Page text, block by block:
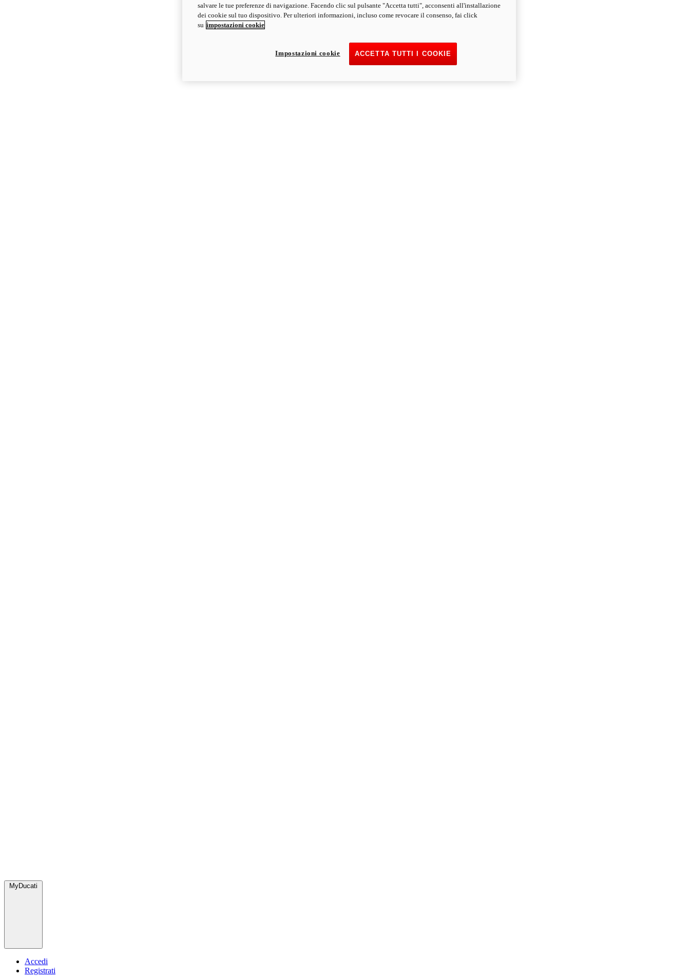
MyDucati
Accedi
Registrati
salvare le tue preferenze di navigazione. Facendo clic sul pulsante "Accetta tutti", acconsenti all'installazione
dei cookie sul tuo dispositivo. Per ulteriori informazioni, incluso come revocare il consenso, fai click
su impostazioni cookie
ACCETTA TUTTI I COOKIE
Impostazioni cookie